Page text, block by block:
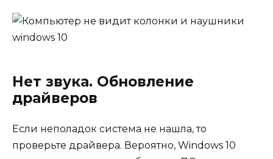
Нет звука. Обновление
драйверов
Если неполадок система не нашла, то
проверьте драйвера. Вероятно, Windows 10